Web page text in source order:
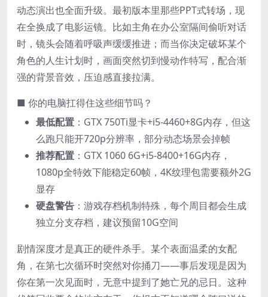
动态演出也全面升级。最初版本里那些PPT式转场，现
在全换成了电影运镜。比如主角在办公室隔间偷听对话
时，镜头会随着呼吸声缓缓推进；而当你决定破坏某个
角色的人生计划时，画面突然切到慢动作特写，配合渐
强的背景音效，压迫感直接拉满。
■ 你的电脑扛得住这些细节吗？
​最低配置​ ​：GTX 750Ti显卡+i5-4460+8G内存，但这
么跑只能开720p分辨率，部分动态场景会掉帧
​推荐配置​ ​：GTX 1060 6G+i5-8400+16G内存，
1080p全特效下能稳定60帧，4K纹理包需要额外2G
显存
​硬盘警告​ ​：游戏存档机制特殊，每个周目都会生成
独立分支存档，建议预留10G空间
剧情深度才是真正的硬件杀手。某个表面温柔的女配
角，在第七次循环时突然对你捅刀——事后发现是因为
你在第一次见面时，无意中提到了她亡兄的忌日。这种